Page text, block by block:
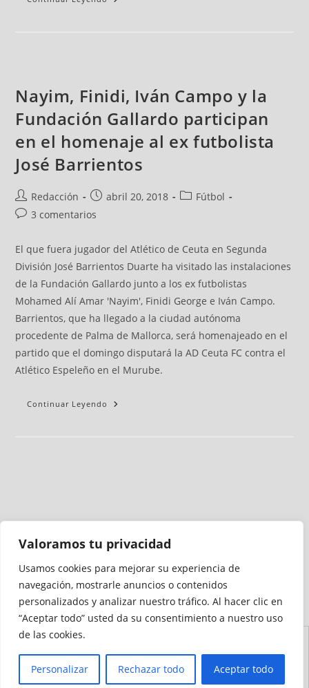
Valoramos tu privacidad
Usamos cookies para mejorar su experiencia de
navegación, mostrarle anuncios o contenidos
personalizados y analizar nuestro tráfico. Al hacer clic en
“Aceptar todo” usted da su consentimiento a nuestro uso
de las cookies.
Personalizar Rechazar todo Aceptar todo
Nayim, Finidi, Iván Campo y la
Fundación Gallardo participan
en el homenaje al ex futbolista
José Barrientos
Redacción abril 20, 2018
Fútbol
3 comentarios
El que fuera jugador del Atlético de Ceuta en Segunda
División José Barrientos Duarte ha visitado las instalaciones
de la Fundación Gallardo junto a los ex futbolistas
Mohamed Alí Amar 'Nayim', Finidi George e Iván Campo.
Barrientos, que ha llegado a la ciudad autónoma
procedente de Palma de Mallorca, será homenajeado en el
partido que el domingo disputará la AD Ceuta FC contra el
Atlético Espeleño en el Murube.
Continuar Leyendo
Medio auditado por
Accesibilidad
Sitio
Cookies
Privacidad